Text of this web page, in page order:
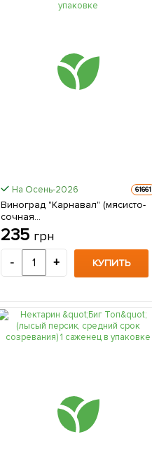
На Осень-2026 61661
Виноград "Карнавал" (мясисто-
сочная
мякоть,болезнеустойчив) 1
саженец в упаковке
235 грн
- + КУПИТЬ